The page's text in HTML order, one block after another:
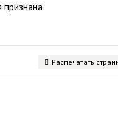
Распечатать